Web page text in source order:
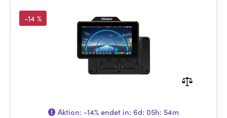
-14 %
Aktion: -14%endet in: 6d: 05h: 54m